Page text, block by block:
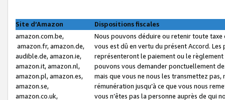
Site d’Amazon
Dispositions fiscales
amazon.com.be,
amazon.fr, amazon.de,
audible.de, amazon.ie,
amazon.it, amazon.nl,
amazon.pl, amazon.es,
amazon.se,
amazon.co.uk,
Nous pouvons déduire ou retenir toute
vous est dû en vertu du présent Accord.
représenteront le paiement ou le
pouvons vous demander ponctuellement
mais que vous ne nous les transmettez
rémunération jusqu’à ce que vous nous
vous n’êtes pas la personne auprès de qui